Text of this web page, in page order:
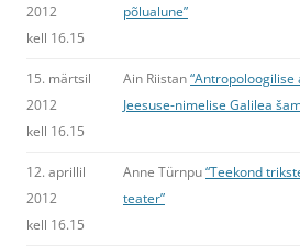
2012
kell 16.15
põlualune”
15. märtsil
2012
kell 16.15
Ain Riistan
Jeesuse-nimelise Galilea
12. aprillil
2012
kell 16.15
Anne Türnpu“Teekond
teater”